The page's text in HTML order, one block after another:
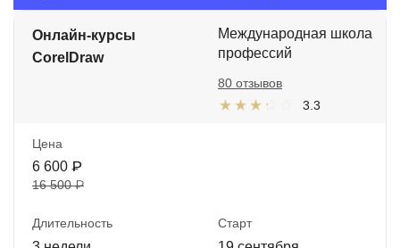
Онлайн-курсы
CorelDraw
Международная школа
профессий
3.3
80 отзывов
Цена
6 600 ₽
16 500 ₽
Длительность Старт
Акции и промокоды
Рейтинг онлайн-школ